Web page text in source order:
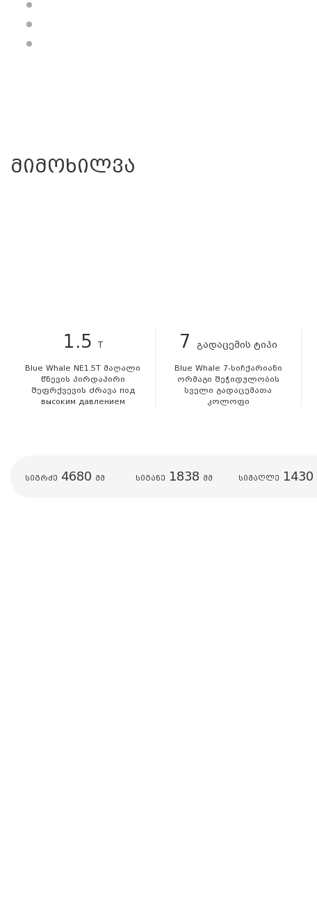
მიმოხილვა
1.5 T
Blue Whale NE1.5T მაღალი
წნევის პირდაპირი
შეფრქვევის ძრავა под
высоким давлением
7 გადაცემის ტიპი
Blue Whale 7-სიჩქარიანი
ორმაგი შეჭიდულობის
სველი გადაცემათა
კოლოფი
სიგრძე 4680 მმ სიგანე 1838 მმ სიმაღლე 1430